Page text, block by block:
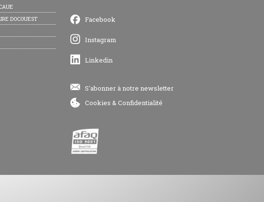
DOCOUEST
Facebook
Instagram
Linkedin
S'abonner à notre newsletter
Cookies & Confidentialité